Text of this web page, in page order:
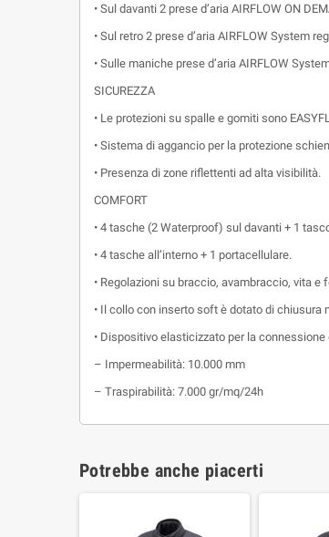
• Sul davanti 2 prese d’aria AIRFLOW ON
• Sul retro 2 prese d’aria AIRFLOW System
• Sulle maniche prese d’aria AIRFLOW
SICUREZZA
• Le protezioni su spalle e gomiti sono
• Sistema di aggancio per la protezione
• Presenza di zone riflettenti ad alta visibilità.
COMFORT
• 4 tasche (2 Waterproof) sul davanti + 1
• 4 tasche all’interno + 1 portacellulare.
• Regolazioni su braccio, avambraccio, vita e
• Il collo con inserto soft è dotato di
• Dispositivo elasticizzato per la
– Impermeabilità: 10.000 mm
– Traspirabilità: 7.000 gr/mq/24h
Potrebbe anche piacerti